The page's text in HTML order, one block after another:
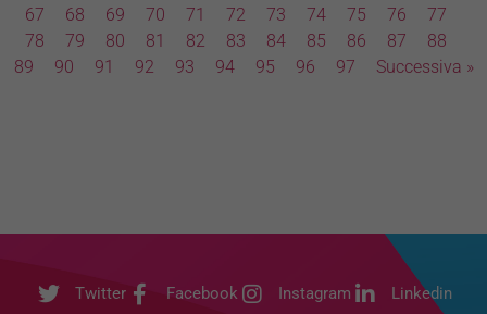
67
68 69 70 71 72 73 74 75 76
77
78
79 80 81 82 83 84 85 86 87
88
89
90 91 92 93 94 95 96 97 Successiva »
Twitter Facebook Instagram
Linkedin